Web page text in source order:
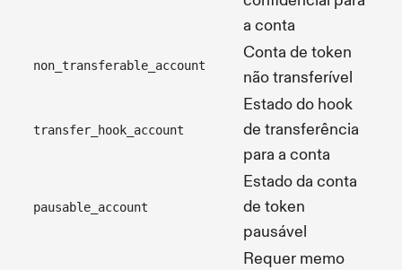
a conta
non_transferable_account
Conta de token
não transferível
transfer_hook_account
Estado do hook
de transferência
para a conta
pausable_account
Estado da conta
de token
pausável
Requer memo